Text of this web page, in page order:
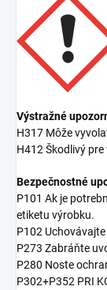
Výstražné
H317 Môže
H412 Škodlivý
Bezpečnostné
P101 Ak je
etiketu výrobku.
P102
P273 Zabráňte
P280 Noste
P302+P352 PRI